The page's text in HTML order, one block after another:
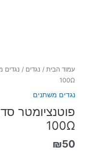
עמוד הבית / נגדים / נגדים
100Ω
נגדים משתנים
100Ω
₪50